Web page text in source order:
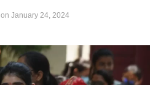
on January 24, 2024